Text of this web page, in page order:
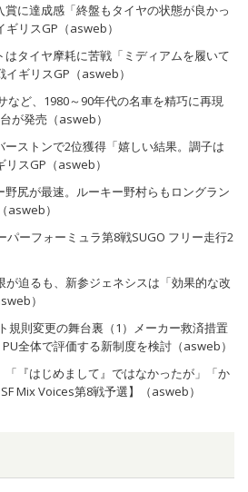
賞に達成感「終盤もタイヤの状態が良かっ
リスGP（asweb）
タイヤ摩耗に苦戦「ミディアムを履いて
ギリスGP（asweb）
など、1980～90年代の名車を精巧に再現
が発売（asweb）
ストンで2位獲得「嬉しい結果。調子は
スGP（asweb）
尻が最速。ルーキー野村らもロングラン
asweb）
パーフォーミュラ第8戦SUGO フリー走行2
が迫るも、新参ジェネシスは「効果的な改
）
規則変更の舞台裏（1）メーカー救済措置
全体で評価する新制度を検討（asweb）
「『はじめまして』ではなかったが」「か
Mix Voices第8戦予選】（asweb）